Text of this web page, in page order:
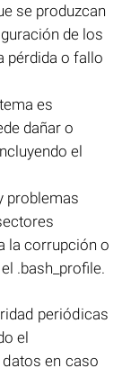
se produzcan
de los
pérdida o fallo
es
dañar o
el
problemas
la corrupción o
.bash_profile.
periódicas
el
en caso